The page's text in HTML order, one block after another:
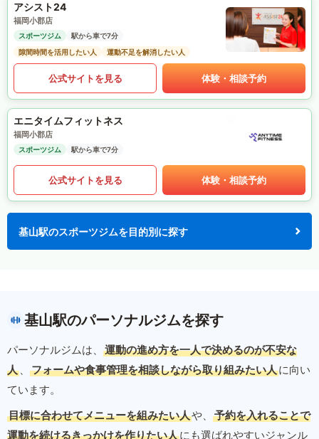
アシスト24
福岡小郡店
スポーツジム
駅から車で7分
隙間時間を活用したい人
運動不足を解消したい人
公式サイトを見る 体験・相談予約
エニタイムフィットネス
福岡小郡店
スポーツジム 駅から車で7分
公式サイトを見る 体験・相談予約
基山駅のスポーツジムを目的別に探す
基山駅のパーソナルジムを探す
パーソナルジムは、
運動の進め方を一人で決めるのが不安な
人 、 フォームや食事管理を相談しながら取り組みたい人に向い
ています。
目標に合わせてメニューを組みたい人や、
予約を入れることで
運動を続けるきっかけを作りたい人にも選ばれやすいジャンル